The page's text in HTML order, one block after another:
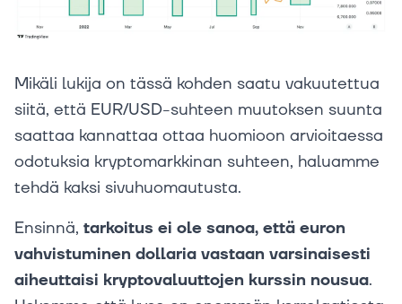
Mikäli lukija on tässä kohden saatu vakuutettua
siitä, että EUR/USD-suhteen muutoksen suunta
saattaa kannattaa ottaa huomioon arvioitaessa
odotuksia kryptomarkkinan suhteen, haluamme
tehdä kaksi sivuhuomautusta.
Ensinnä, tarkoitus ei ole sanoa, että euron
vahvistuminen dollaria vastaan varsinaisesti
aiheuttaisi kryptovaluuttojen kurssin nousua.